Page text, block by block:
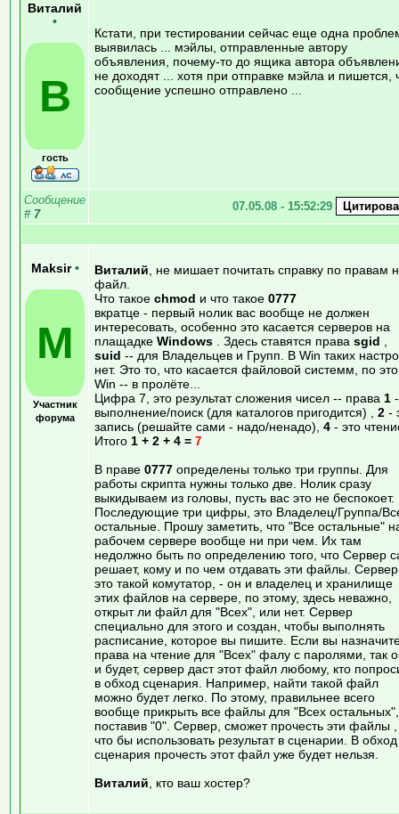
Виталий
•
В
гость
Кстати, при тестировании сейчас еще одна
выявилась ... мэйлы, отправленные автору
объявления, почему-то до ящика автора
не доходят ... хотя при отправке мэйла и пишется,
сообщение успешно отправлено ...
Сообщение
# 7
07.05.08 - 15:52:29
Maksir •
M
Участник
форума
Виталий , не мишает почитать справку по правам
файл.
Что такое chmod и что такое 0777
вкратце - первый нолик вас вообще не должен
интересовать, особенно это касается серверов на
плащадке Windows . Здесь ставятся права sgid
suid -- для Владельцев и Групп. В Win таких
нет. Это то, что касается файловой системм, по
Win -- в пролёте...
Цифра 7, это результат сложения чисел -- права 1 -
выполнение/поиск (для каталогов пригодится) , 2 -
запись (решайте сами - надо/ненадо), 4 - это
Итого 1 + 2 + 4 = 7
В праве 0777 определены только три группы. Для
работы скрипта нужны только две. Нолик сразу
выкидываем из головы, пусть вас это не беспокоет.
Последующие три цифры, это Владелец/Группа/
остальные. Прошу заметить, что "Все остальные"
рабочем сервере вообще ни при чем. Их там
недолжно быть по определению того, что Сервер
решает, кому и по чем отдавать эти файлы.
это такой комутатор, - он и владелец и хранилище
этих файлов на сервере, по этому, здесь неважно,
открыт ли файл для "Всех", или нет. Сервер
специально для этого и создан, чтобы выполнять
расписание, которое вы пишите. Если вы
права на чтение для "Всех" фалу с паролями, так
и будет, сервер даст этот файл любому, кто
в обход сценария. Например, найти такой файл
можно будет легко. По этому, правильнее всего
вообще прикрыть все файлы для "Всех остальных",
поставив "0". Сервер, сможет прочесть эти файлы ,
что бы использовать результат в сценарии. В обход
сценария прочесть этот файл уже будет нельзя.
Виталий , кто ваш хостер?